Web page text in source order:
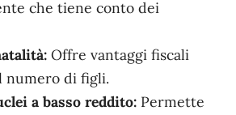
che tiene conto dei
Offre vantaggi fiscali
numero di figli.
a basso reddito: Permette